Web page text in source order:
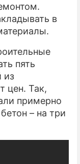
в
пять
из
цен. Так,
примерно
– на три